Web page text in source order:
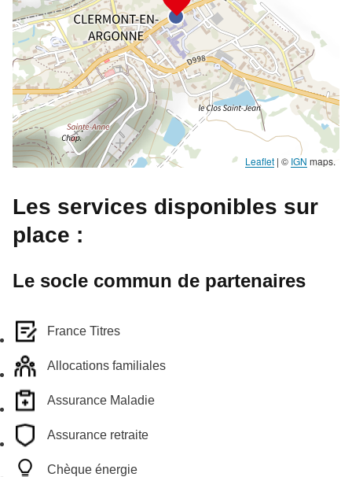
Leaflet | © IGN maps.
Les services disponibles sur
place :
Le socle commun de partenaires
France Titres
Allocations familiales
Assurance Maladie
Assurance retraite
Chèque énergie